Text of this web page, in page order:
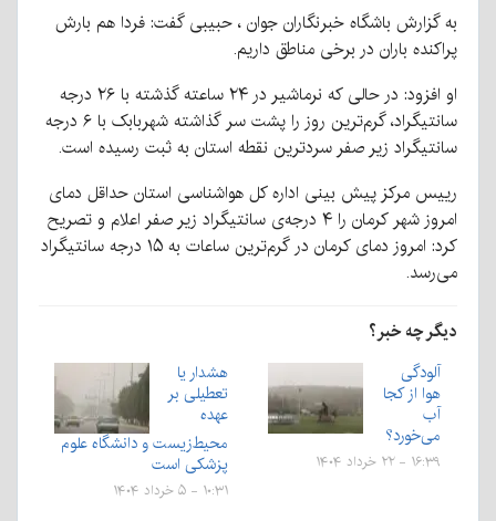
به گزارش باشگاه خبرنگاران جوان ، حبیبی گفت: فردا هم بارش
پراکنده باران در برخی مناطق داریم.
او افزود: در حالی که نرماشیر در ۲۴ ساعته گذشته با ۲۶ درجه
سانتیگراد، گرم‌ترین روز را پشت سر گذاشته شهربابک با ۶ درجه
سانتیگراد زیر صفر سردترین نقطه استان به ثبت رسیده است.
رییس مرکز پیش بینی اداره کل هواشناسی استان حداقل دمای
امروز شهر کرمان را ۴ درجه‌ی سانتیگراد زیر صفر اعلام و تصریح
کرد: امروز دمای کرمان در گرم‌ترین ساعات به ۱۵ درجه سانتیگراد
می‌رسد.
دیگر چه خبر؟
آلودگی
هوا از کجا
آب
می‌خورد؟
۱۶:۳۹ - ۲۲ خرداد ۱۴۰۴
هشدار یا
تعطیلی بر
عهده
محیط‌زیست و دانشگاه علوم
پزشکی‌ است
۱۰:۳۱ - ۵ خرداد ۱۴۰۴